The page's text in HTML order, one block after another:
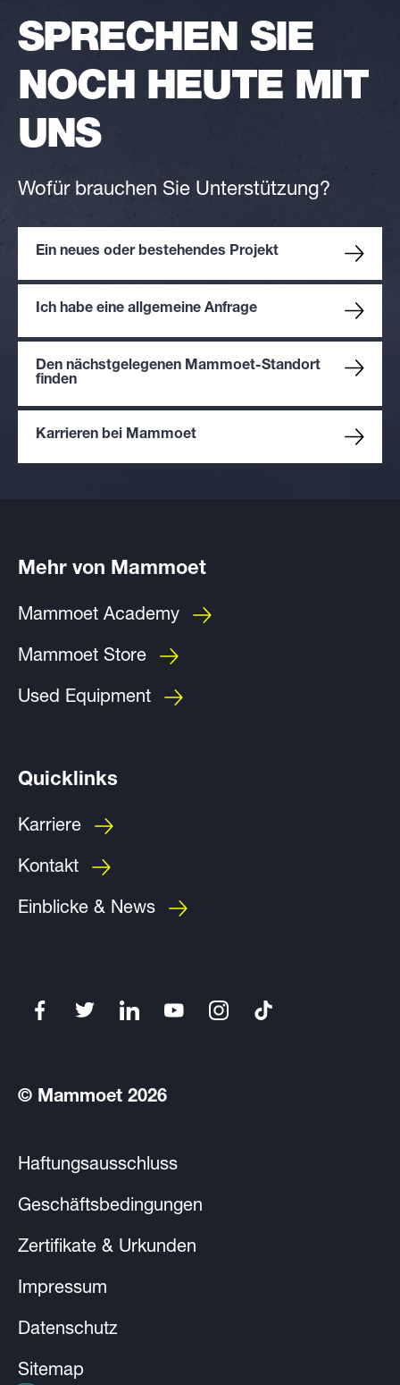
SPRECHEN SIE
NOCH HEUTE MIT
UNS
Wofür brauchen Sie Unterstützung?
Ein neues oder bestehendes Projekt
Ich habe eine allgemeine Anfrage
Den nächstgelegenen Mammoet-Standort
finden
Karrieren bei Mammoet
Mehr von Mammoet
Mammoet Academy
Mammoet Store
Used Equipment
Quicklinks
Karriere
Kontakt
Einblicke & News
© Mammoet 2026
Haftungsausschluss
Geschäftsbedingungen
Zertifikate & Urkunden
Impressum
Datenschutz
Sitemap